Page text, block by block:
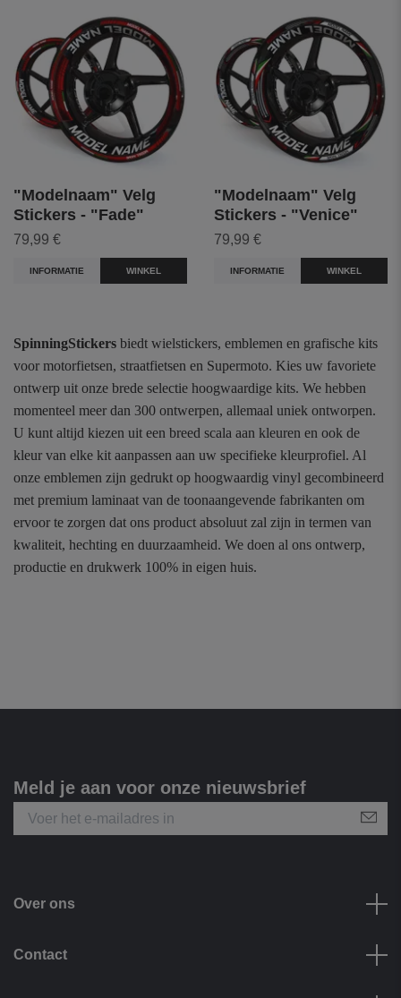
"Modelnaam" Velg
Stickers - "Fade"
79,99 €
INFORMATIE WINKEL
"Modelnaam" Velg
Stickers - "Venice"
79,99 €
INFORMATIE WINKEL
SpinningStickers biedt wielstickers, emblemen en grafische kits
voor motorfietsen, straatfietsen en Supermoto. Kies uw favoriete
ontwerp uit onze brede selectie hoogwaardige kits. We hebben
momenteel meer dan 300 ontwerpen, allemaal uniek ontworpen.
U kunt altijd kiezen uit een breed scala aan kleuren en ook de
kleur van elke kit aanpassen aan uw specifieke kleurprofiel. Al
onze emblemen zijn gedrukt op hoogwaardig vinyl gecombineerd
met premium laminaat van de toonaangevende fabrikanten om
ervoor te zorgen dat ons product absoluut zal zijn in termen van
kwaliteit, hechting en duurzaamheid. We doen al ons ontwerp,
productie en drukwerk 100% in eigen huis.
Meld je aan voor onze nieuwsbrief
Over ons
Contact